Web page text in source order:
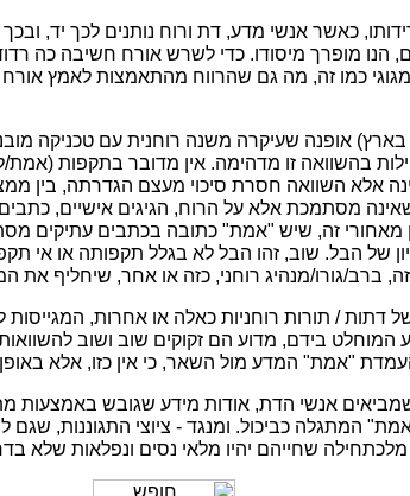
כאשר אנשי מדע, דת ורוח נותנים לכך יד,
מופרך מיסודו. כדי לשרש אורח חשיבה כה
כמו זה, מה גם שהרווח מהתאמצות לאמץ אורח
אופנה שעיקרה משנה רוחנית עם טכניקה
בהשוואה זו מדהימה. אין מדובר בתקפות
אלא השוואה חסרת סיכוי מעצם הגדרתה, בין
מסתמכת אלא על הרוח, הגיגים אישיים,
זה, שיש "אמת" כתובה בכתבים עתיקים
של הבל. שוב, זהו הבל לא בגלל תקפותה או אי
ברב/גורו/מנהיג רוחני, כזה או אחר, שיחליף את
דתות / תורות רוחניות כאלה או אחרות,
בידם, מדוע הם זקוקים שוב ושוב
"אמת" המדע מול השאר, כי אין כזו, אלא
אנשי הדת, אודות מידע שגובש באמצעות
המתגלה כביכול. ומנגד - ציוצי התגוננות,
שחייהם יהיו מלאי נסים ונפלאות שלא